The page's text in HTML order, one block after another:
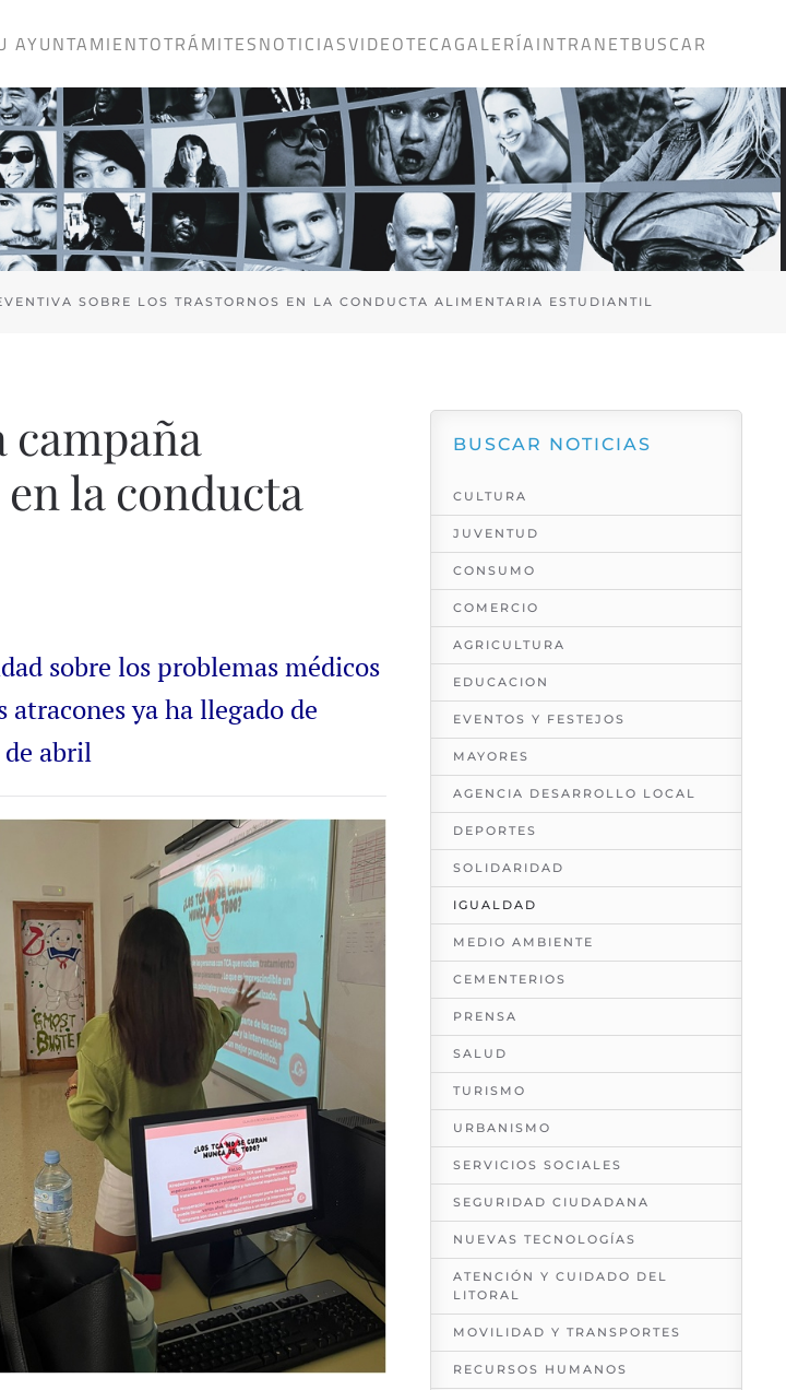
AYUNTAMIENTOTRÁMITESNOTICIASVIDEOTECAGALERÍAINTRANETBUSCAR
SOBRE LOS TRASTORNOS EN LA CONDUCTA ALIMENTARIA ESTUDIANTIL
la conducta
sobre los problemas médicos
ya ha llegado de
de abril
BUSCAR NOTICIAS
CULTURA
JUVENTUD
CONSUMO
COMERCIO
AGRICULTURA
EDUCACION
EVENTOS Y FESTEJOS
MAYORES
AGENCIA DESARROLLO LOCAL
DEPORTES
SOLIDARIDAD
IGUALDAD
MEDIO AMBIENTE
CEMENTERIOS
PRENSA
SALUD
TURISMO
URBANISMO
SERVICIOS SOCIALES
SEGURIDAD CIUDADANA
NUEVAS TECNOLOGÍAS
ATENCIÓN Y CUIDADO DEL
LITORAL
MOVILIDAD Y TRANSPORTES
RECURSOS HUMANOS